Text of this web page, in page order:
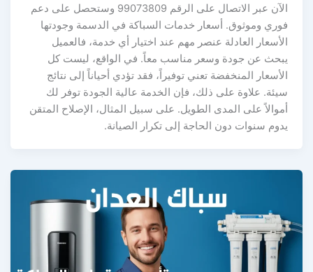
الآن عبر الاتصال على الرقم 99073809 وستحصل على دعم
فوري وموثوق. أسعار خدمات السباكة في الدسمة وجودتها
الأسعار العادلة عنصر مهم عند اختيار أي خدمة، فالعميل
يبحث عن جودة وسعر مناسب معاً. في الواقع، ليست كل
الأسعار المنخفضة تعني توفيراً، فقد تؤدي أحياناً إلى نتائج
سيئة. علاوة على ذلك، فإن الخدمة عالية الجودة توفر لك
أموالاً على المدى الطويل. على سبيل المثال، الإصلاح المتقن
يدوم سنوات دون الحاجة إلى تكرار الصيانة.